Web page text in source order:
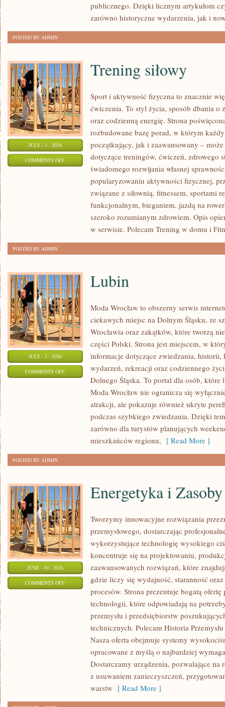
publicznego. Dzięki licznym artykułom
zarówno historyczne wydarzenia, jak i
POSTED BY ADMIN
JULY - 3 - 2026
COMMENTS OFFON
Trening siłowy
Sport i aktywność fizyczna to znacznie
ćwiczenia. To styl życia, sposób dbania o
oraz codzienną energię. Strona
rozbudowane bazę porad, w którym
początkujący, jak i zaawansowany –
dotyczące treningów, ćwiczeń, zdrowego
świadomego rozwijania własnej
popularyzowaniu aktywności fizycznej,
związane z siłownią, fitnessem, sportami
funkcjonalnym, bieganiem, jazdą na
szeroko rozumianym zdrowiem. Opis
w serwisie. Polecam Trening w domu i
POSTED BY ADMIN
JULY - 2 - 2026
COMMENTS OFFON
Lubin
Moda Wrocław to obszerny serwis
ciekawych miejsc na Dolnym Śląsku, ze
Wrocławia oraz zakątków, które tworzą
części Polski. Strona jest miejscem, w
informacje dotyczące zwiedzania,
wydarzeń, rekreacji oraz codziennego
Dolnego Śląska. To portal dla osób,
Moda Wrocław nie ogranicza się
atrakcji, ale pokazuje również ukryte
podczas szybkiego zwiedzania. Dzięki
zarówno dla turystów planujących
mieszkańców regionu, [ Read More ]
POSTED BY ADMIN
JUNE - 30 - 2026
COMMENTS OFFON
ENERGETYKA
Energetyka i Zasoby
Tworzymy innowacyjne rozwiązania
przemysłowego, dostarczając
wykorzystujące technologię wysokiego
koncentruje się na projektowaniu,
zaawansowanych rozwiązań, które
gdzie liczy się wydajność, staranność
procesów. Strona prezentuje bogatą ofertę
technologii, które odpowiadają na
przemysłu i przedsiębiorstw
technicznych. Polecam Historia
Nasza oferta obejmuje systemy
opracowane z myślą o najbardziej
Dostarczamy urządzenia, pozwalające na
z usuwaniem zanieczyszczeń,
warstw [ Read More ]